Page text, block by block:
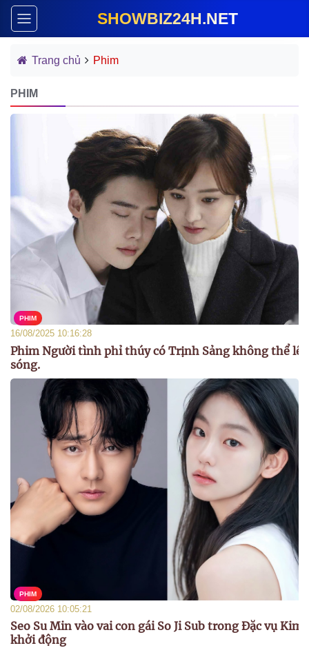
SHOWBIZ24H.NET
Trang chủ Phim
PHIM
PHIM
16/08/2025 10:16:28
Phim Người tình phỉ thúy có Trịnh Sảng không thể lên
sóng.
PHIM
02/08/2026 10:05:21
Seo Su Min vào vai con gái So Ji Sub trong Đặc vụ Kim
khởi động